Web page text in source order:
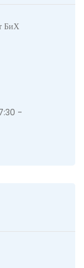
БиХ
-